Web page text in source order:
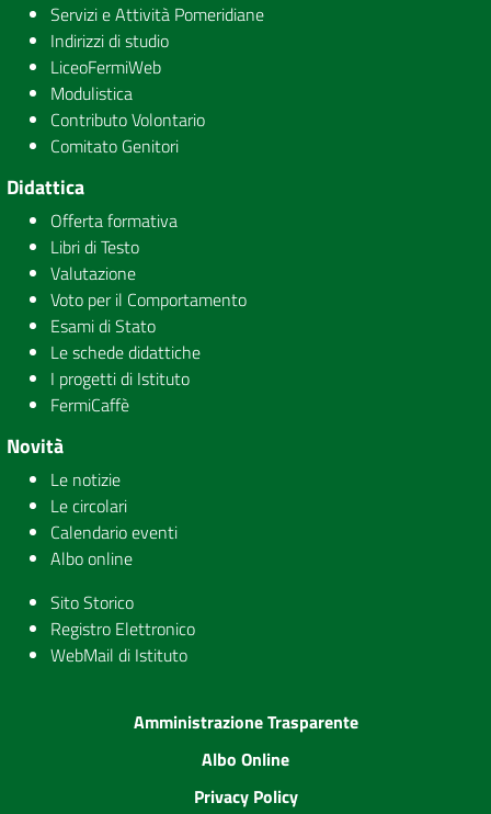
Servizi e Attività Pomeridiane
Indirizzi di studio
LiceoFermiWeb
Modulistica
Contributo Volontario
Comitato Genitori
Didattica
Offerta formativa
Libri di Testo
Valutazione
Voto per il Comportamento
Esami di Stato
Le schede didattiche
I progetti di Istituto
FermiCaffè
Novità
Le notizie
Le circolari
Calendario eventi
Albo online
Sito Storico
Registro Elettronico
WebMail di Istituto
Amministrazione Trasparente
Albo Online
Privacy Policy